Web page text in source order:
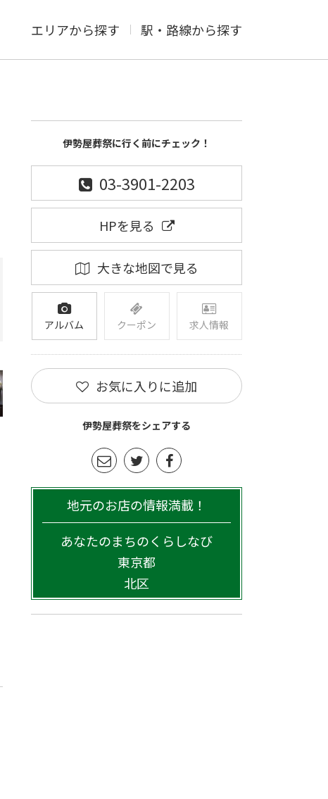
エリアから探す 駅・路線から探す
伊勢屋葬祭に行く前にチェック！
03-3901-2203
HPを見る
大きな地図で見る
アルバム クーポン 求人情報
お気に入りに追加
伊勢屋葬祭をシェアする
地元のお店の情報満載！
あなたのまちのくらしなび
東京都
北区